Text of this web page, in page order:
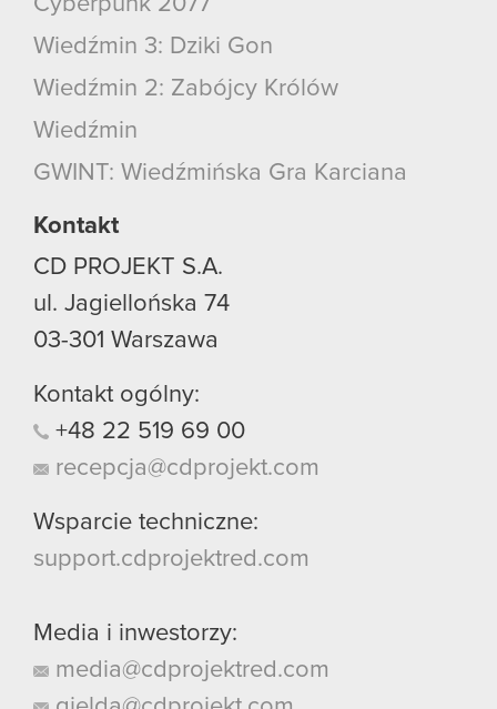
Wiedźmin 3: Dziki Gon
Wiedźmin 2: Zabójcy Królów
Wiedźmin
GWINT: Wiedźmińska Gra Karciana
Kontakt
CD PROJEKT S.A.
ul. Jagiellońska 74
03-301 Warszawa
Kontakt ogólny:
+48 22 519 69 00
recepcja@cdprojekt.com
Wsparcie techniczne:
support.cdprojektred.com
Media i inwestorzy:
media@cdprojektred.com